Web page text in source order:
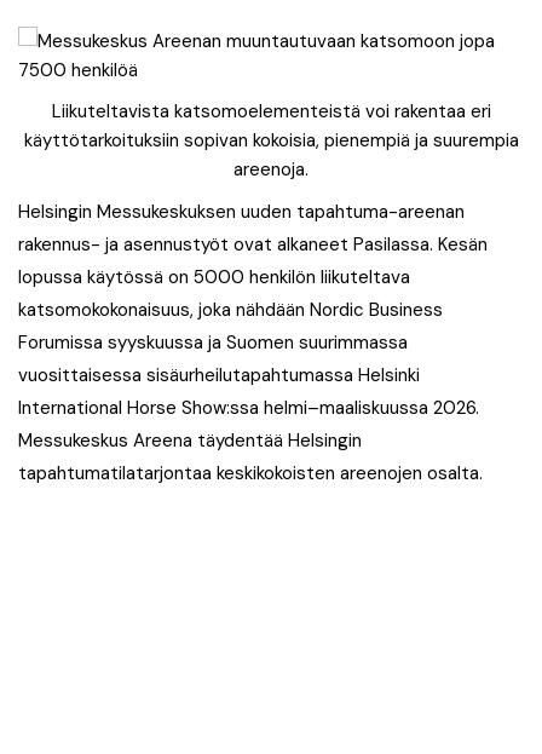
Liikuteltavista katsomoelementeistä voi rakentaa eri
käyttötarkoituksiin sopivan kokoisia, pienempiä ja suurempia
areenoja.
Helsingin Messukeskuksen uuden tapahtuma-areenan
rakennus- ja asennustyöt ovat alkaneet Pasilassa. Kesän
lopussa käytössä on 5000 henkilön liikuteltava
katsomokokonaisuus, joka nähdään Nordic Business
Forumissa syyskuussa ja Suomen suurimmassa
vuosittaisessa sisäurheilutapahtumassa Helsinki
International Horse Show:ssa helmi–maaliskuussa 2026.
Messukeskus Areena täydentää Helsingin
tapahtumatilatarjontaa keskikokoisten areenojen osalta.